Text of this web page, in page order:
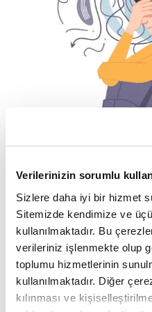
Verilerinizin sorumlu
Sizlere daha iyi bir hizmet
Sitemizde kendimize ve
kullanılmaktadır. Bu
verileriniz işlenmekte olup
toplumu hizmetlerinin
kullanılmaktadır. Diğer
kılınması ve
🔸 Yaşamı tehdit edici
atak sırasında kimi
düşünebilir ve bu yüzden
kurumlarına
Panik Atak Sırasında